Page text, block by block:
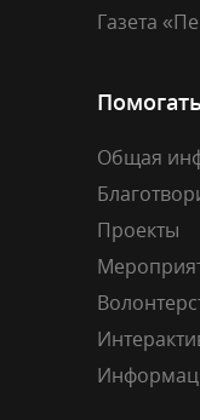
Газета
Помогать
Общая
Проекты